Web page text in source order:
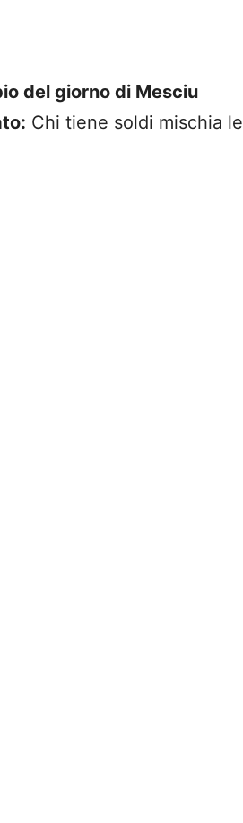
del giorno di Mesciu
Chi tiene soldi mischia le